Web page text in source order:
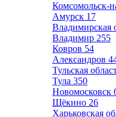
Комсомольск-
Амурск 17
Владимирская
Владимир 255
Ковров 54
Александров
Тульская
Тула 350
Новомосковск
Щёкино 26
Харьковская